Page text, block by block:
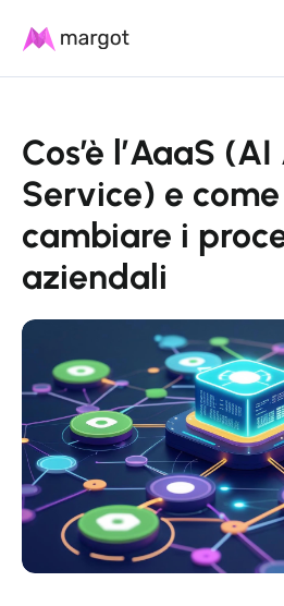
Prodotto
Risorse
Contatti
Italiano
Cos’è l’AaaS
Service) e
cambiare i
aziendali